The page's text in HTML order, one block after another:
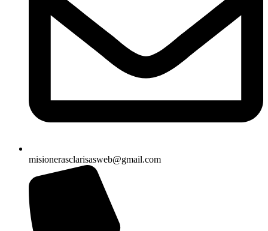
misionerasclarisasweb@gmail.com